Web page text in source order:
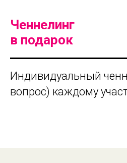
Ченнелинг
в подарок
Индивидуальный
вопрос) каждому